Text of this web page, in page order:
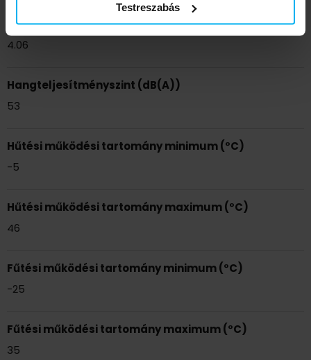
Testreszabás
SCOP (55°C)
4.06
Hangteljesítményszint (dB(A))
53
Hűtési működési tartomány minimum (°C)
-5
Hűtési működési tartomány maximum (°C)
46
Fűtési működési tartomány minimum (°C)
-25
Fűtési működési tartomány maximum (°C)
35